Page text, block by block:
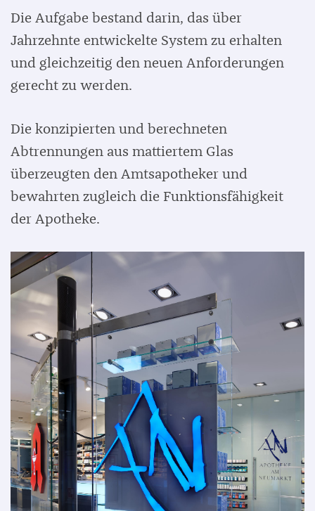
Die Aufgabe bestand darin, das über
Jahrzehnte entwickelte System zu erhalten
und gleichzeitig den neuen Anforderungen
gerecht zu werden.
Die konzipierten und berechneten
Abtrennungen aus mattiertem Glas
überzeugten den Amtsapotheker und
bewahrten zugleich die Funktionsfähigkeit
der Apotheke.